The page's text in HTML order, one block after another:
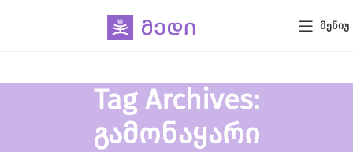
ᲛᲔᲜᲘᲣ
Tag Archives:
გამონაყარი